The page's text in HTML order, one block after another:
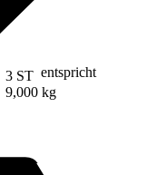
3 ST entspricht
9,000 kg